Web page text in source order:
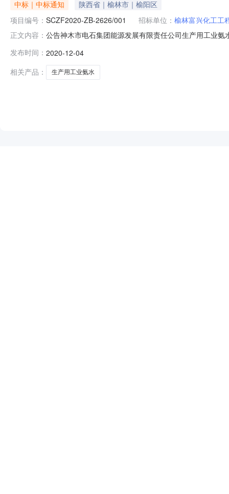
中标｜中标通知
陕西省｜榆林市｜榆阳区
项目编号： SCZF2020-ZB-2626/001 招标单位： 榆林富兴化工工
正文内容： 公告神木市电石集团能源发展有限责任公司生产用工业
员会评审，确定001神木市电石集团能源发展有限责任公
发布时间： 2020-12-04
相关产品：
生产用工业氨水